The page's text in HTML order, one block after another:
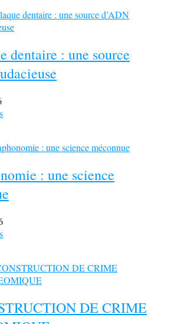
dentaire : une source
: une science
DE CRIME